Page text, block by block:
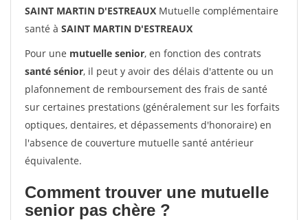
SAINT MARTIN D'ESTREAUX Mutuelle complémentaire
santé à SAINT MARTIN D'ESTREAUX
Pour une mutuelle senior, en fonction des contrats
santé sénior, il peut y avoir des délais d'attente ou un
plafonnement de remboursement des frais de santé
sur certaines prestations (généralement sur les forfaits
optiques, dentaires, et dépassements d'honoraire) en
l'absence de couverture mutuelle santé antérieur
équivalente.
Comment trouver une mutuelle
senior pas chère ?